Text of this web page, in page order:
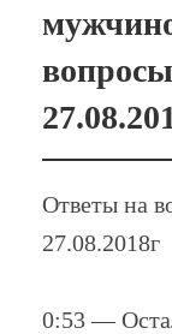
Ответы на
27.08.2018г
0:53 —